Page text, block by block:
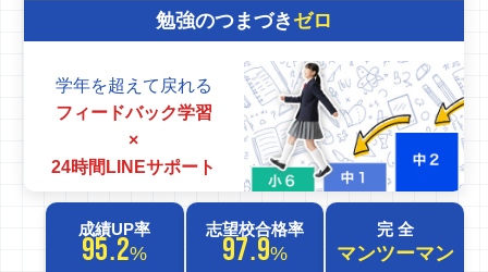
勉強のつまづき ゼロ
学年を超えて戻れる
フィードバック学習
×
24時間LINEサポート
成績UP率
95.2%
志望校合格率
97.9%
完 全
マンツーマン